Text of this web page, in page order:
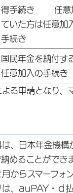
得手続き 任意
ていた方は任意加
手続き
国民年金を納付す
任意加入の手続き
る申請となり、
、日本年金機構
めることができ
からスマーフォ
は、auPAY・ｄ